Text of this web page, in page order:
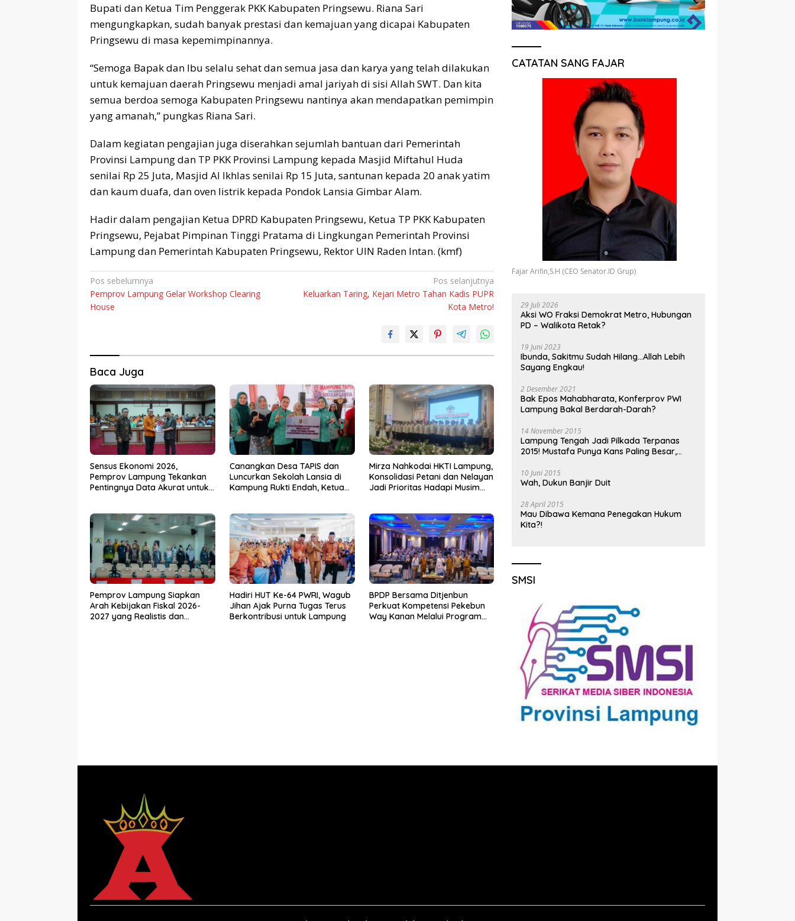
Bupati dan Ketua Tim Penggerak PKK Kabupaten Pringsewu. Riana Sari
mengungkapkan, sudah banyak prestasi dan kemajuan yang dicapai Kabupaten
Pringsewu di masa kepemimpinannya.
“Semoga Bapak dan Ibu selalu sehat dan semua jasa dan karya yang telah dilakukan
untuk kemajuan daerah Pringsewu menjadi amal jariyah di sisi Allah SWT. Dan kita
semua berdoa semoga Kabupaten Pringsewu nantinya akan mendapatkan pemimpin
yang amanah,” pungkas Riana Sari.
Dalam kegiatan pengajian juga diserahkan sejumlah bantuan dari Pemerintah
Provinsi Lampung dan TP PKK Provinsi Lampung kepada Masjid Miftahul Huda
senilai Rp 25 Juta, Masjid Al Ikhlas senilai Rp 15 Juta, santunan kepada 20 anak yatim
dan kaum duafa, dan oven listrik kepada Pondok Lansia Gimbar Alam.
Hadir dalam pengajian Ketua DPRD Kabupaten Pringsewu, Ketua TP PKK Kabupaten
Pringsewu, Pejabat Pimpinan Tinggi Pratama di Lingkungan Pemerintah Provinsi
Lampung dan Pemerintah Kabupaten Pringsewu, Rektor UIN Raden Intan. (kmf)
Navigasi
pos
Pos sebelumnya
Pemprov Lampung Gelar Workshop Clearing
House
Pos selanjutnya
Keluarkan Taring, Kejari Metro Tahan Kadis PUPR
Kota Metro!
Baca Juga
Sensus Ekonomi 2026,
Pemprov Lampung Tekankan
Pentingnya Data Akurat untuk
Canangkan Desa TAPIS dan
Luncurkan Sekolah Lansia di
Kampung Rukti Endah, Ketua
dari Desa
Mirza Nahkodai HKTI Lampung,
Konsolidasi Petani dan Nelayan
Jadi Prioritas Hadapi Musim
Pemprov Lampung Siapkan
Arah Kebijakan Fiskal 2026-
2027 yang Realistis dan
Hadiri HUT Ke-64 PWRI, Wagub
Jihan Ajak Purna Tugas Terus
Berkontribusi untuk Lampung
BPDP Bersama Ditjenbun
Perkuat Kompetensi Pekebun
Way Kanan Melalui Program
CATATAN SANG FAJAR
Fajar Arifin,S.H (CEO Senator.ID Grup)
29 Juli 2026
Aksi WO Fraksi Demokrat Metro, Hubungan
PD – Walikota Retak?
19 Juni 2023
Ibunda, Sakitmu Sudah Hilang…Allah Lebih
Sayang Engkau!
2 Desember 2021
Bak Epos Mahabharata, Konferprov PWI
Lampung Bakal Berdarah-Darah?
14 November 2015
Lampung Tengah Jadi Pilkada Terpanas
2015! Mustafa Punya Kans Paling Besar,
10 Juni 2015
Wah, Dukun Banjir Duit
28 April 2015
Mau Dibawa Kemana Penegakan Hukum
Kita?!
SMSI